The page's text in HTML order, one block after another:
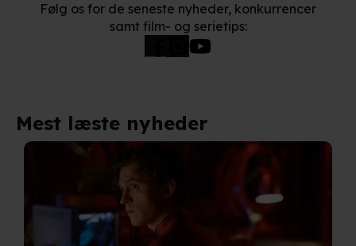
Følg os for de seneste nyheder, konkurrencer
samt film- og serietips:
Mest læste nyheder